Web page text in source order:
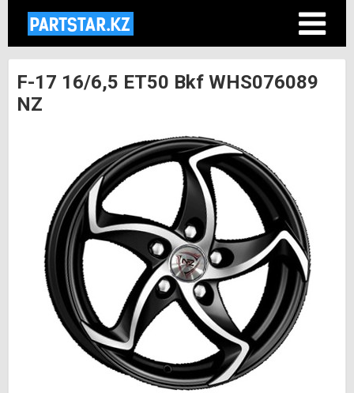
F-17 16/6,5 ET50 Bkf WHS076089
NZ